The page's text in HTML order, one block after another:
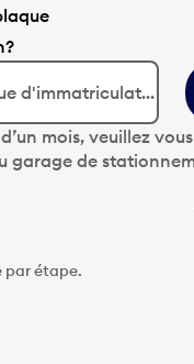
mois, veuillez
garage de
par étape.